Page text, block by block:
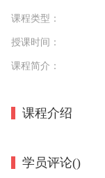
课程类型：
授课时间：
课程简介：
课程介绍
学员评论()